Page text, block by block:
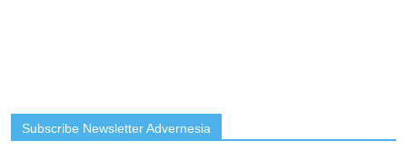
Subscribe Newsletter Advernesia